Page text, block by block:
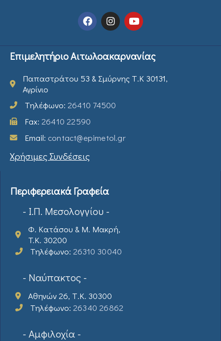
Επιμελητήριο Αιτωλοακαρνανίας
Παπαστράτου 53 & Σμύρνης Τ.Κ 30131,
Αγρίνιο
Τηλέφωνο: 26410 74500
Fax: 26410 22590
Email: contact@epimetol.gr
Χρήσιμες Συνδέσεις
Περιφερειακά Γραφεία
- Ι.Π. Μεσολογγίου -
Φ. Κατάσου & Μ. Μακρή,
T.K. 30200
Τηλέφωνο: 26310 30040
- Ναύπακτος -
Αθηνών 26, Τ.Κ. 30300
Τηλέφωνο: 26340 26862
- Αμφιλοχία -